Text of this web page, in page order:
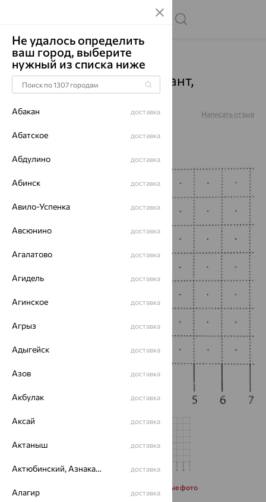
Главная Каталог Серьги Бриллиант
Серьги, золото, бриллиант,
красный, 2-104-194
Артикул: Написать отзыв
Запросить дополнительные фото
Не удалось определить
ваш город, выберите
нужный из списка ниже
Абакан доставка
Абатское доставка
Абдулино доставка
Абинск доставка
Авило-Успенка доставка
Авсюнино доставка
Агалатово доставка
Агидель доставка
Агинское доставка
Агрыз доставка
Адыгейск доставка
Азов доставка
Акбулак доставка
Аксай доставка
Актаныш доставка
Актюбинский, Азнакаевский район доставка
Алагир доставка